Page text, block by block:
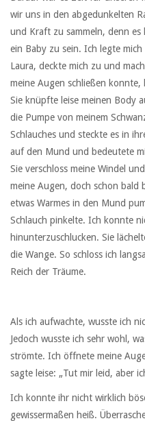
wir uns in den abgedunkelten
und Kraft zu sammeln, denn
ein Baby zu sein. Ich legte
Laura, deckte mich zu und
meine Augen schließen konnte,
Sie knüpfte leise meinen Body
die Pumpe von meinem
Schlauches und steckte es in
auf den Mund und bedeutete
Sie verschloss meine Windel
meine Augen, doch schon bald
etwas Warmes in den Mund
Schlauch pinkelte. Ich konnte
hinunterzuschlucken. Sie
die Wange. So schloss ich
Reich der Träume.
Als ich aufwachte, wusste ich
Jedoch wusste ich sehr wohl,
strömte. Ich öffnete meine
sagte leise: „Tut mir leid, aber
Ich konnte ihr nicht wirklich
gewissermaßen heiß.